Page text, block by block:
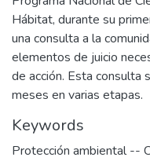
Hábitat, durante su
una consulta a la
elementos de juicio
de acción. Esta consulta
meses en varias etapas.
Keywords
Protección ambiental --